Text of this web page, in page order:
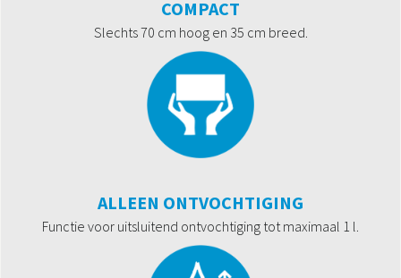
COMPACT
Slechts 70 cm hoog en 35 cm breed.
ALLEEN ONTVOCHTIGING
Functie voor uitsluitend ontvochtiging tot maximaal 1 l.